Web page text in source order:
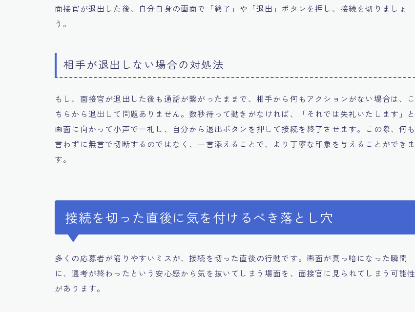
面接官が退出した後、自分自身の画面で「終了」や「退出」ボタンを押し、接続を切りましょ
う。
相手が退出しない場合の対処法
もし、面接官が退出した後も通話が繋がったままで、相手から何もアクションがない場合は、こ
ちらから退出して問題ありません。数秒待って動きがなければ、「それでは失礼いたします」と
画面に向かって小声で一礼し、自分から退出ボタンを押して接続を終了させます。この際、何も
言わずに無言で切断するのではなく、一言添えることで、より丁寧な印象を与えることができま
す。
接続を切った直後に気を付けるべき落とし穴
多くの応募者が陥りやすいミスが、接続を切った直後の行動です。画面が真っ暗になった瞬間
に、選考が終わったという安心感から気を抜いてしまう場面を、面接官に見られてしまう可能性
があります。